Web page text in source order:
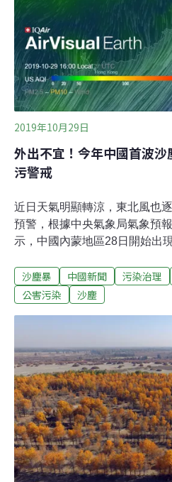
疾病患者、孩童及老年人，建
活動，必要外出應配戴口罩。
2019年10月29日
外出不宜！今年中國首波
污警戒
近日天氣明顯轉涼，東北風也
預警，根據中央氣象局氣象預
示，中國內蒙地區28日開始出
響到中國的南京及上海，預測
灣，若風速較弱且沒有明顯降
出、配戴口罩環保署空保處表
測懸浮微粒（PM10）的每小
尺，29日往南至南京及上海一
達400微克/立方公尺，預測於
品質，北部地區的PM10小時
尺，空氣品質多將轉為橘色提
程度視東北風移動路徑及各地
沙塵暴 中國新聞 污染治理
公害污染
沙塵